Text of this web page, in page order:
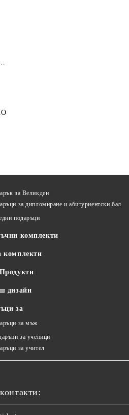
за Великден
за дипломиране и абитуриентски бал
подаръци
комплекти
комплекти
дизайн
за
за мъж
за ученици
за учител